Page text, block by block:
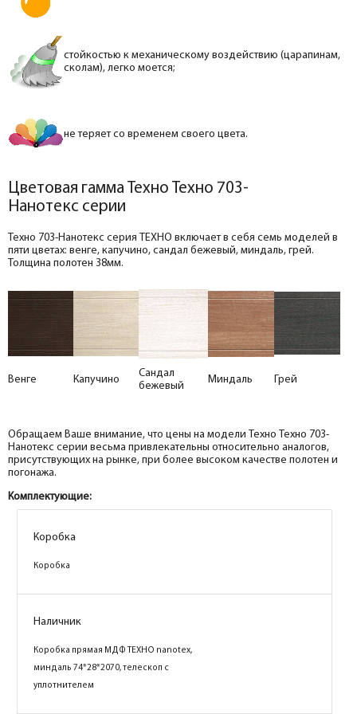
стойкостью к механическому воздействию (царапинам,
сколам), легко моется;
не теряет со временем своего цвета.
Цветовая гамма Техно Техно 703-
Нанотекс серии
Техно 703-Нанотекс серия ТЕХНО включает в себя семь моделей в
пяти цветах: венге, капучино, сандал бежевый, миндаль, грей.
Толщина полотен 38мм.
Венге Капучино
Сандал
бежевый
Миндаль Грей
Обращаем Ваше внимание, что цены на модели Техно Техно 703-
Нанотекс серии весьма привлекательны относительно аналогов,
присутствующих на рынке, при более высоком качестве полотен и
погонажа.
Комплектующие:
Коробка
Коробка
Наличник
Коробка прямая МДФ ТЕХНО nanotex, венге
74*28*2070, телескоп с уплотнителем
Коробка
Коробка
Наличник
Коробка прямая МДФ ТЕХНО nanotex, грей
74*28*2070, телескоп с уплотнителем
Коробка
Коробка
Наличник
Коробка прямая МДФ ТЕХНО nanotex,
капучино 74*28*2070, телескоп с
уплотнителем
Коробка
Коробка
Наличник
Коробка прямая МДФ ТЕХНО nanotex,
миндаль 74*28*2070, телескоп с
уплотнителем